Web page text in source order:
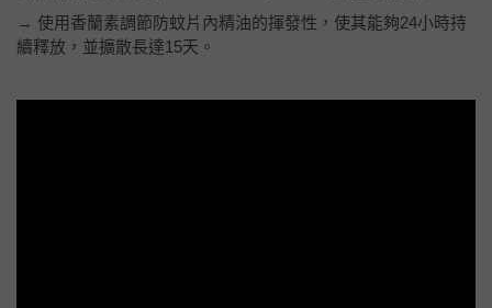
→ 使用香蘭素調節防蚊片內精油的揮發性，使其能夠24小時持
續釋放，並擴散長達15天。